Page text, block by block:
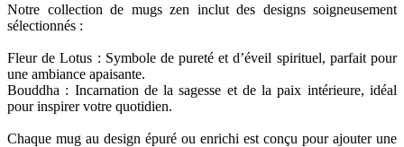
Notre collection de mugs zen inclut des designs soigneusement
sélectionnés :
Fleur de Lotus : Symbole de pureté et d’éveil spirituel, parfait pour
une ambiance apaisante.
Bouddha : Incarnation de la sagesse et de la paix intérieure, idéal
pour inspirer votre quotidien.
Chaque mug au design épuré ou enrichi est conçu pour ajouter une